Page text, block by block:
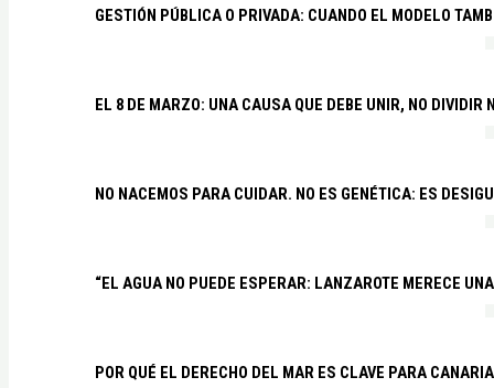
GESTIÓN PÚBLICA O PRIVADA: CUANDO EL MODELO
EL 8 DE MARZO: UNA CAUSA QUE DEBE UNIR, NO DIVIDIR
NO NACEMOS PARA CUIDAR. NO ES GENÉTICA: ES
“EL AGUA NO PUEDE ESPERAR: LANZAROTE MERECE
POR QUÉ EL DERECHO DEL MAR ES CLAVE PARA